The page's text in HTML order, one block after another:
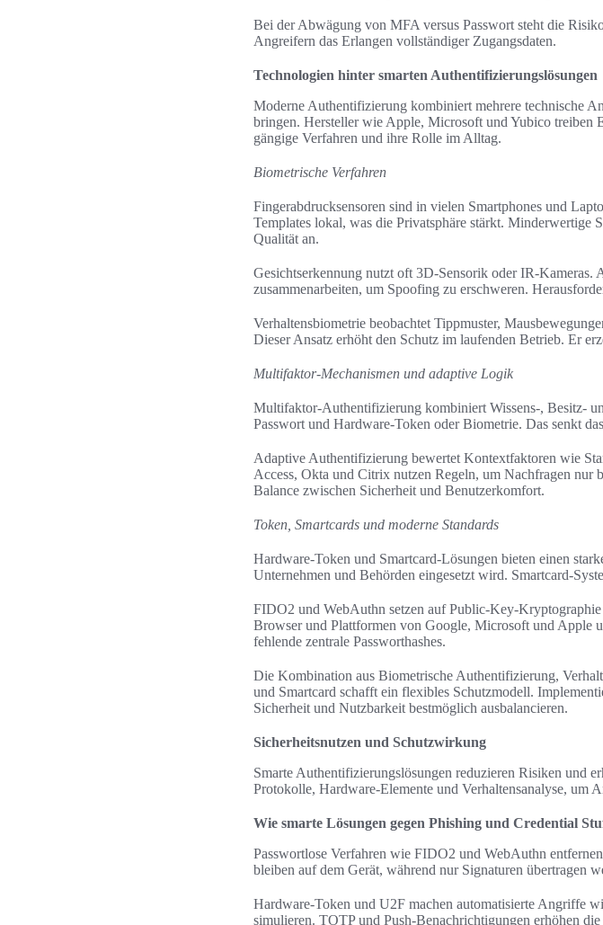
Bei der Abwägung von MFA versus Passwort steht die
Angreifern das Erlangen vollständiger Zugangsdaten.
Technologien hinter smarten Authentifizierungslösungen
Moderne Authentifizierung kombiniert mehrere technische
bringen. Hersteller wie Apple, Microsoft und Yubico treiben
gängige Verfahren und ihre Rolle im Alltag.
Biometrische Verfahren
Fingerabdrucksensoren sind in vielen Smartphones und
Templates lokal, was die Privatsphäre stärkt. Minderwertige
Qualität an.
Gesichtserkennung nutzt oft 3D-Sensorik oder IR-
zusammenarbeiten, um Spoofing zu erschweren.
Verhaltensbiometrie beobachtet Tippmuster,
Dieser Ansatz erhöht den Schutz im laufenden Betrieb. Er
Multifaktor-Mechanismen und adaptive Logik
Multifaktor-Authentifizierung kombiniert Wissens-, Besitz-
Passwort und Hardware-Token oder Biometrie. Das senkt
Adaptive Authentifizierung bewertet Kontextfaktoren wie
Access, Okta und Citrix nutzen Regeln, um Nachfragen nur
Balance zwischen Sicherheit und Benutzerkomfort.
Token, Smartcards und moderne Standards
Hardware-Token und Smartcard-Lösungen bieten einen
Unternehmen und Behörden eingesetzt wird. Smartcard-
FIDO2 und WebAuthn setzen auf Public-Key-
Browser und Plattformen von Google, Microsoft und Apple
fehlende zentrale Passworthashes.
Die Kombination aus Biometrische Authentifizierung,
und Smartcard schafft ein flexibles Schutzmodell.
Sicherheit und Nutzbarkeit bestmöglich ausbalancieren.
Sicherheitsnutzen und Schutzwirkung
Smarte Authentifizierungslösungen reduzieren Risiken und
Protokolle, Hardware-Elemente und Verhaltensanalyse, um
Wie smarte Lösungen gegen Phishing und Credential
Passwortlose Verfahren wie FIDO2 und WebAuthn
bleiben auf dem Gerät, während nur Signaturen übertragen
Hardware-Token und U2F machen automatisierte Angriffe
simulieren. TOTP und Push-Benachrichtigungen erhöhen